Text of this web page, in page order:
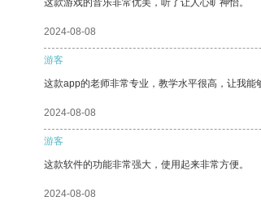
这款游戏的音乐非常优美，听了让人心旷神怡。
2024-08-08
游客
这款app的老师非常专业，教学水平很高，让我能
2024-08-08
游客
这款软件的功能非常强大，使用起来非常方便。
2024-08-08